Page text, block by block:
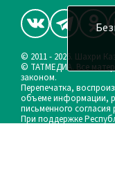
© 2011 - 2026. Шахри
© ТАТМЕДИА. Все
законом.
Перепечатка,
объеме информации,
письменного
При поддержке